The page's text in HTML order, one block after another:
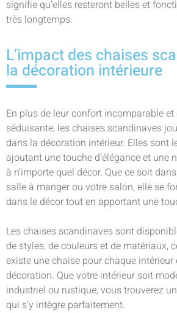
signifie qu’elles resteront belles et
très longtemps.
L’impact des chaises
la décoration intérieure
En plus de leur confort incomparable
séduisante, les chaises scandinaves
dans la décoration intérieur. Elles sont
ajoutant une touche d’élégance et une
à n’importe quel décor. Que ce soit
salle à manger ou votre salon, elle se
dans le décor tout en apportant une
Les chaises scandinaves sont
de styles, de couleurs et de matériaux,
existe une chaise pour chaque
décoration. Que votre intérieur soit
industriel ou rustique, vous trouverez
qui s’y intègre parfaitement.